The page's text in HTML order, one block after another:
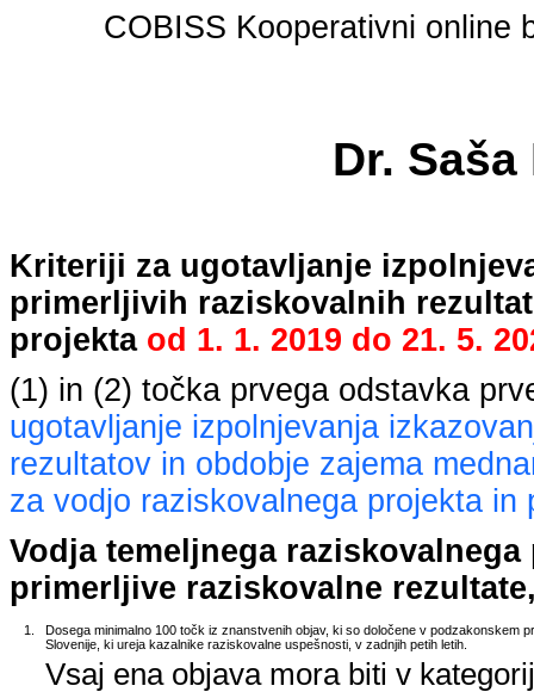
COBISS Kooperativni online
Dr.
Kriteriji za ugotavljanje
primerljivih raziskovalnih
projekta od 1. 1. 2019 do 21. 5.
(1) in (2) točka prvega odstavka
ugotavljanje izpolnjevanja
rezultatov in obdobje zajema
za vodjo raziskovalnega projekta in
Vodja temeljnega
primerljive raziskovalne
1.
Dosega minimalno 100 točk iz znanstvenih objav, ki so določene v podzakonskem
Slovenije, ki ureja kazalnike raziskovalne uspešnosti, v zadnjih petih letih.
Vsaj ena objava mora biti v